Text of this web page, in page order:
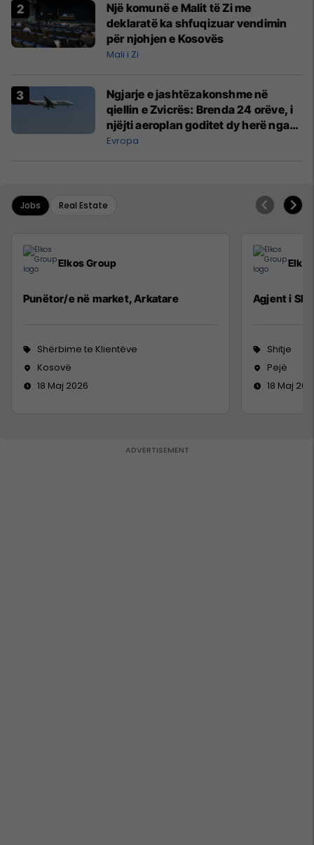
Një komunë e Malit të Zi me
deklaratë ka shfuqizuar vendimin
për njohjen e Kosovës
Mali i Zi
Ngjarje e jashtëzakonshme në
qiellin e Zvicrës: Brenda 24 orëve, i
njëjti aeroplan goditet dy herë nga
rrufeja
Evropa
Jobs Real Estate
Elkos Group
Punëtor/e në market, Arkatare
Shërbime te Klientëve
Kosovë
18 Maj 2026
Agjent i
Shitje
Pejë
18 Maj